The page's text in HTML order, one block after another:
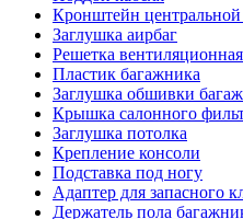
Кронштейн центральной
Заглушка аирбаг
Решетка
Пластик багажника
Заглушка обшивки
Крышка салонного
Заглушка потолка
Крепление консоли
Подставка под ногу
Адаптер для запасного
Держатель пола